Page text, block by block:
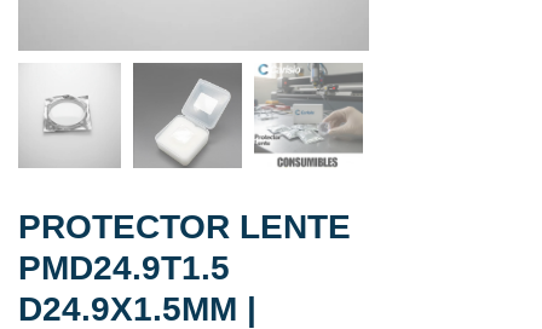
PROTECTOR LENTE
PMD24.9T1.5
D24.9X1.5MM |